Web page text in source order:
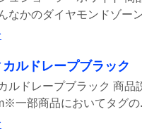
なかのダイヤモンドゾー
カルドレープブラッ
ルドレープブラック 商
一部商品においてタグの